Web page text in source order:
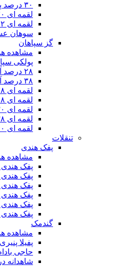
۳۰ درصد پسته آردی
لقمه ای ۲۰ درصد پسته
لقمه ای ۴۲ درصد پسته
سوهان
گز سپاهان
مشاهده
پولکی
۲۸ درصد آردی پسته و بادام
۳۸ درصد آردی پسته و بادام
لقمه ای ۲۸ درصد مخلوط پسته و بادام
لقمه ای ۱۸ درصد مخلوط پسته و بادام
لقمه ای ۳۰ درصد پسته
لقمه ای ۳۸ درصد مخلوط پسته و بادام
لقمه ای ۴۰ درصد پسته
تنقلات
پفک هندی
مشاهده
پفک هندی
پفک هندی
پفک
پفک
پفک هندی
پفک هندی
گندمک
مشاهده
پفیلا پنیری
حاجی
شاهدانه